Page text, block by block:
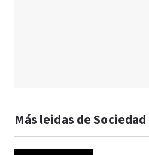
Más leidas de Sociedad